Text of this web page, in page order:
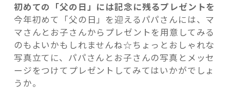
初めての「父の日」には記念に残るプレゼントを
今年初めて「父の日」を迎えるパパさんには、マ
マさんとお子さんからプレゼントを用意してみる
のもよいかもしれませんね☆ちょっとおしゃれな
写真立てに、パパさんとお子さんの写真とメッセ
ージをつけてプレゼントしてみてはいかがでしょ
うか。